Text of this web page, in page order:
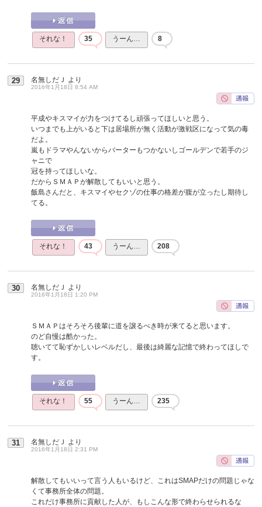
それな！ 35 うーん… 8
29 名無しだＪ より
2016年1月18日 8:54 AM
平成やキスマイが力をつけてるし頑張ってほしいと思う。
いつまでも上がいると下は居場所が無く活動が激戦区になって気の毒
だよ。
嵐もドラマやんないからバーターもつかないしゴールデンで若手のジ
ャニで
冠を持ってほしいな。
だからＳＭＡＰが解散してもいいと思う。
飯島さんだと、キスマイやセクゾの仕事の格差が腹が立ったし期待し
てる。
それな！ 43 うーん… 208
30 名無しだＪ より
2016年1月18日 1:20 PM
ＳＭＡＰはそろそろ後輩に道を譲るべき時が来てると思います。
のど自慢は酷かった。
聴いてて恥ずかしいレベルだし、最後は綺麗な記憶で終わってほしで
す。
それな！ 55 うーん… 235
31 名無しだＪ より
2016年1月18日 2:31 PM
解散してもいいって言う人もいるけど、これはSMAPだけの問題じゃな
くて事務所全体の問題。
これだけ事務所に貢献した人が、もしこんな形で終わらせられるな